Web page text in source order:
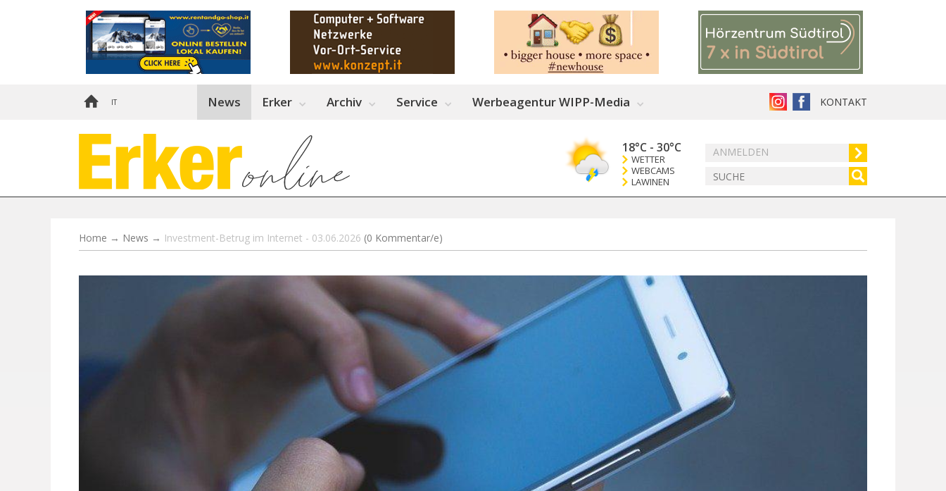
IT KONTAKT
News Erker Archiv Service Werbeagentur WIPP-Media
ANMELDEN
18°C - 30°C
WETTER
WEBCAMS
LAWINEN
Home → News → Investment-Betrug im Internet - 03.06.2026 (0 Kommentar/e)